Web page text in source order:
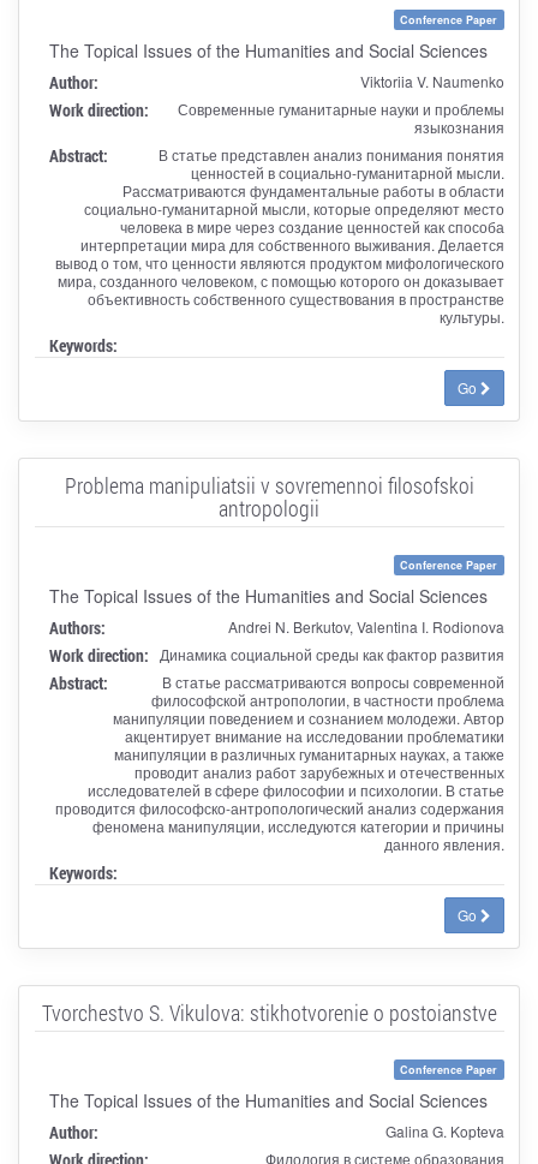
Conference Paper
The Topical Issues of the Humanities and Social Sciences
Author: Viktoriia V. Naumenko
Work direction:
Современные гуманитарные науки и проблемы
языкознания
Abstract:
В статье представлен анализ понимания понятия
ценностей в социально-гуманитарной мысли.
Рассматриваются фундаментальные работы в области
социально-гуманитарной мысли, которые определяют место
человека в мире через создание ценностей как способа
интерпретации мира для собственного выживания. Делается
вывод о том, что ценности являются продуктом мифологического
мира, созданного человеком, с помощью которого он доказывает
объективность собственного существования в пространстве
культуры.
Keywords:
Go
Problema manipuliatsii v sovremennoi filosofskoi
antropologii
Conference Paper
The Topical Issues of the Humanities and Social Sciences
Authors: Andrei N. Berkutov, Valentina I. Rodionova
Work direction: Динамика социальной среды как фактор развития
Abstract:
В статье рассматриваются вопросы современной
философской антропологии, в частности проблема
манипуляции поведением и сознанием молодежи. Автор
акцентирует внимание на исследовании проблематики
манипуляции в различных гуманитарных науках, а также
проводит анализ работ зарубежных и отечественных
исследователей в сфере философии и психологии. В статье
проводится философско-антропологический анализ содержания
феномена манипуляции, исследуются категории и причины
данного явления.
Keywords:
Go
Tvorchestvo S. Vikulova: stikhotvorenie o postoianstve
Conference Paper
The Topical Issues of the Humanities and Social Sciences
Author: Galina G. Kopteva
Work direction: Филология в системе образования